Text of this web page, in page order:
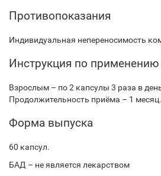
Противопоказания
Индивидуальная непереносимость
Инструкция по применению
Взрослым – по 2 капсулы 3 раза в
Продолжительность приёма – 1 месяц.
Форма выпуска
60 капсул.
БАД – не является лекарством